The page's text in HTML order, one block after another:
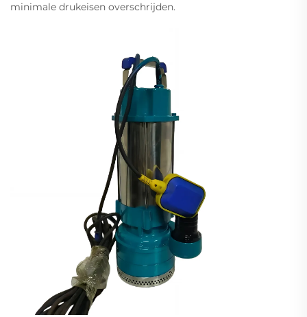
minimale drukeisen overschrijden.